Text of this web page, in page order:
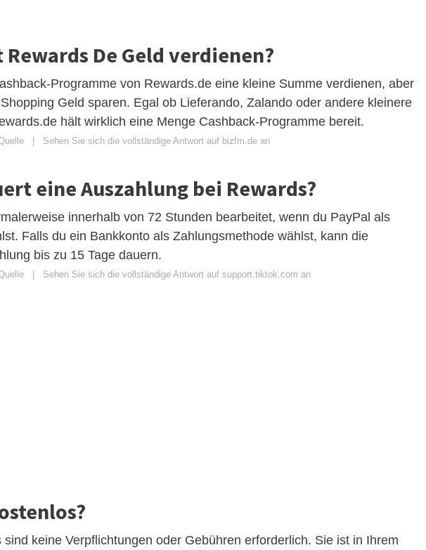
De Geld verdienen?
Programme von Rewards.de eine kleine Summe verdienen, aber
Geld sparen. Egal ob Lieferando, Zalando oder andere kleinere
hält wirklich eine Menge Cashback-Programme bereit.
Sehen Sie sich die vollständige Antwort auf bizfm.de an
eine Auszahlung bei Rewards?
innerhalb von 72 Stunden bearbeitet, wenn du PayPal als
Falls du ein Bankkonto als Zahlungsmethode wählst, kann die
bis zu 15 Tage dauern.
Sehen Sie sich die vollständige Antwort auf support.tiktok.com an
keine Verpflichtungen oder Gebühren erforderlich. Sie ist in Ihrem